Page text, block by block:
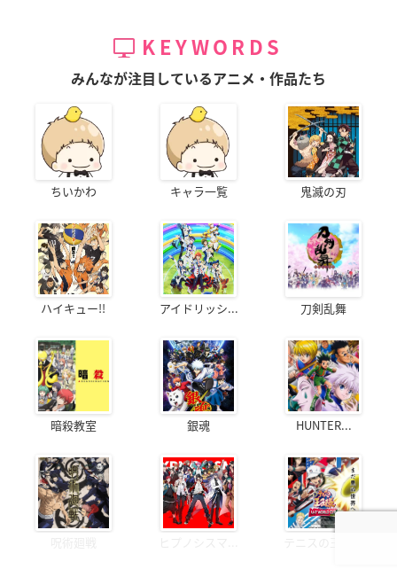
KEYWORDS
みんなが注目しているアニメ・作品たち
ちいかわ キャラ一覧 鬼滅の刃
ハイキュー!! アイドリッシ... 刀剣乱舞
暗殺教室 銀魂 HUNTER...